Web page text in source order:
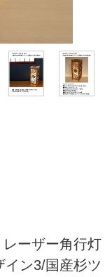
ーザー角行灯
ン3/国産杉ツ